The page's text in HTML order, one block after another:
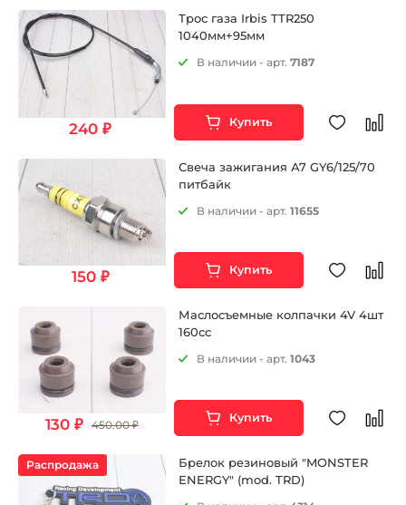
240 ₽
Трос газа Irbis TTR250
1040мм+95мм
В наличии - арт.7187
Купить
150 ₽
Свеча зажигания А7 GY6/125/70
питбайк
В наличии - арт.11655
Купить
130 ₽ 450.00 ₽
Маслосъемные колпачки 4V 4шт
160сс
В наличии - арт.1043
Купить
Распродажа
Брелок резиновый "MONSTER
ENERGY" (mod. TRD)